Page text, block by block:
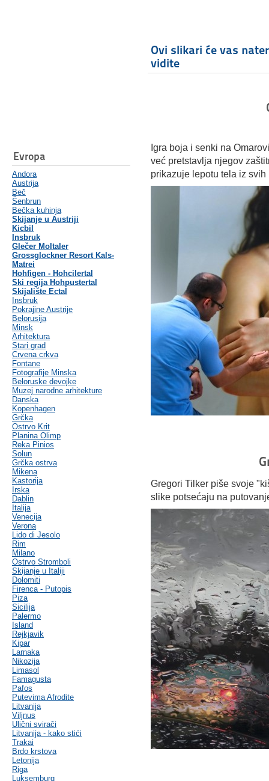
Evropa
Andora
Austrija
Beč
Šenbrun
Bečka kuhinja
Skijanje u Austriji
Kicbil
Insbruk
Glečer Moltaler
Grossglockner Resort Kals-
Matrei
Hohfigen - Hohcilertal
Ski regija Hohpustertal
Skijalište Ectal
Insbruk
Pokrajine Austrije
Belorusija
Minsk
Arhitektura
Stari grad
Crvena crkva
Fontane
Fotografije Minska
Beloruske devojke
Muzej narodne arhitekture
Danska
Kopenhagen
Grčka
Ostrvo Krit
Planina Olimp
Reka Pinios
Solun
Grčka ostrva
Mikena
Kastorija
Irska
Dablin
Italija
Venecija
Verona
Lido di Jesolo
Rim
Milano
Ostrvo Stromboli
Skijanje u Italiji
Dolomiti
Firenca - Putopis
Piza
Sicilija
Palermo
Island
Rejkjavik
Kipar
Larnaka
Nikozija
Limasol
Famagusta
Pafos
Putevima Afrodite
Litvanija
Viljnus
Ulični svirači
Litvanija - kako stići
Trakai
Brdo krstova
Letonija
Riga
Luksemburg
Ovi slikari će vas
vidite
Igra boja i senki na
već pretstavlja njegov
prikazuje lepotu tela iz svih
Gregori Tilker piše svoje
slike potsećaju na